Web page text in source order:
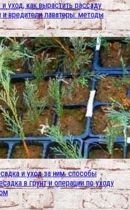
уход, как вырастить рассаду
и вредители лаватеры: методы
и уход за ним. способы
в грунт и операции по уходу